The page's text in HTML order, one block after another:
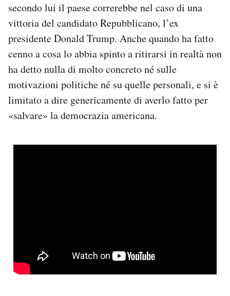
secondo lui il paese correrebbe nel caso di una
vittoria del candidato Repubblicano, l’ex
presidente Donald Trump. Anche quando ha fatto
cenno a cosa lo abbia spinto a ritirarsi in realtà non
ha detto nulla di molto concreto né sulle
motivazioni politiche né su quelle personali, e si è
limitato a dire genericamente di averlo fatto per
«salvare» la democrazia americana.